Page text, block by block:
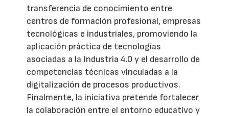
transferencia de conocimiento entre
centros de formación profesional, empresas
tecnológicas e industriales, promoviendo la
aplicación práctica de tecnologías
asociadas a la Industria 4.0 y el desarrollo de
competencias técnicas vinculadas a la
digitalización de procesos productivos.
Finalmente, la iniciativa pretende fortalecer
la colaboración entre el entorno educativo y